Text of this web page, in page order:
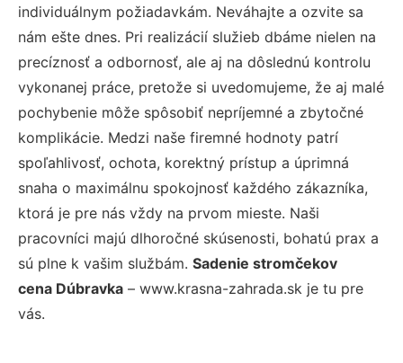
individuálnym požiadavkám. Neváhajte a ozvite sa
nám ešte dnes. Pri realizácií služieb dbáme nielen na
precíznosť a odbornosť, ale aj na dôslednú kontrolu
vykonanej práce, pretože si uvedomujeme, že aj malé
pochybenie môže spôsobiť nepríjemné a zbytočné
komplikácie. Medzi naše firemné hodnoty patrí
spoľahlivosť, ochota, korektný prístup a úprimná
snaha o maximálnu spokojnosť každého zákazníka,
ktorá je pre nás vždy na prvom mieste. Naši
pracovníci majú dlhoročné skúsenosti, bohatú prax a
sú plne k vašim službám. Sadenie stromčekov
cena Dúbravka – www.krasna-zahrada.sk je tu pre
vás.